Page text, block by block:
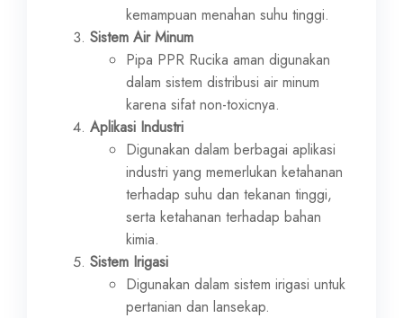
kemampuan menahan suhu tinggi.
Sistem Air Minum
Pipa PPR Rucika aman digunakan
dalam sistem distribusi air minum
karena sifat non-toxicnya.
Aplikasi Industri
Digunakan dalam berbagai aplikasi
industri yang memerlukan ketahanan
terhadap suhu dan tekanan tinggi,
serta ketahanan terhadap bahan
kimia.
Sistem Irigasi
Digunakan dalam sistem irigasi untuk
pertanian dan lansekap.